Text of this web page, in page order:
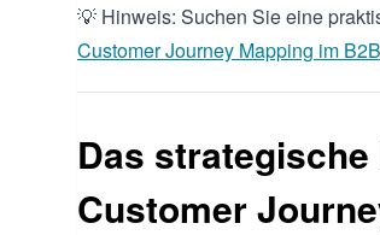
💡 Hinweis: Suchen Sie eine
Customer Journey Mapping im B2B
Das
Customer